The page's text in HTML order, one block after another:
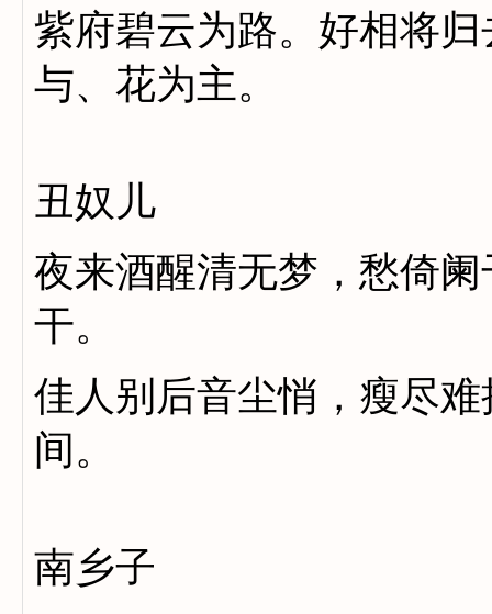
紫府碧云为路。好相将
与、花为主。
丑奴儿
夜来酒醒清无梦，愁倚
干。
佳人别后音尘悄，瘦尽
间。
南乡子